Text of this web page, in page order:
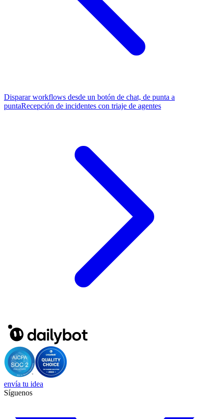
Disparar workflows desde un botón de chat, de punta a
puntaRecepción de incidentes con triaje de agentes
envía tu idea
Síguenos